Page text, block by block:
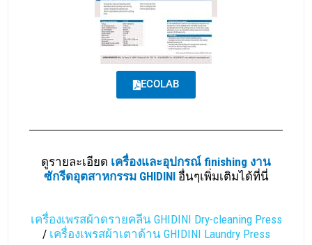
ECOLAB
ดูรายละเอียด เครื่องและอุปกรณ์ finishing งาน
ซักรีดอุตสาหกรรม GHIDINIอื่นๆเพิ่มเติมได้ที่นี่
เครื่องเพรสผ้าดรายคลีน GHIDINI Dry-cleaning Press
/ เครื่องเพรสผ้าเตาด้าน GHIDINI Laundry Press